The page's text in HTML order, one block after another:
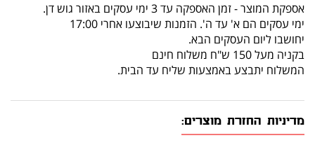
אספקת המוצר - זמן האספקה עד 3 ימי עסקים באזור גוש דן.
ימי עסקים הם א' עד ה'. הזמנות שיבוצעו אחרי 17:00
יחושבו ליום העסקים הבא.
בקניה מעל 150 ש"ח משלוח חינם
המשלוח יתבצע באמצעות שליח עד הבית.
מדיניות החזרת מוצרים: